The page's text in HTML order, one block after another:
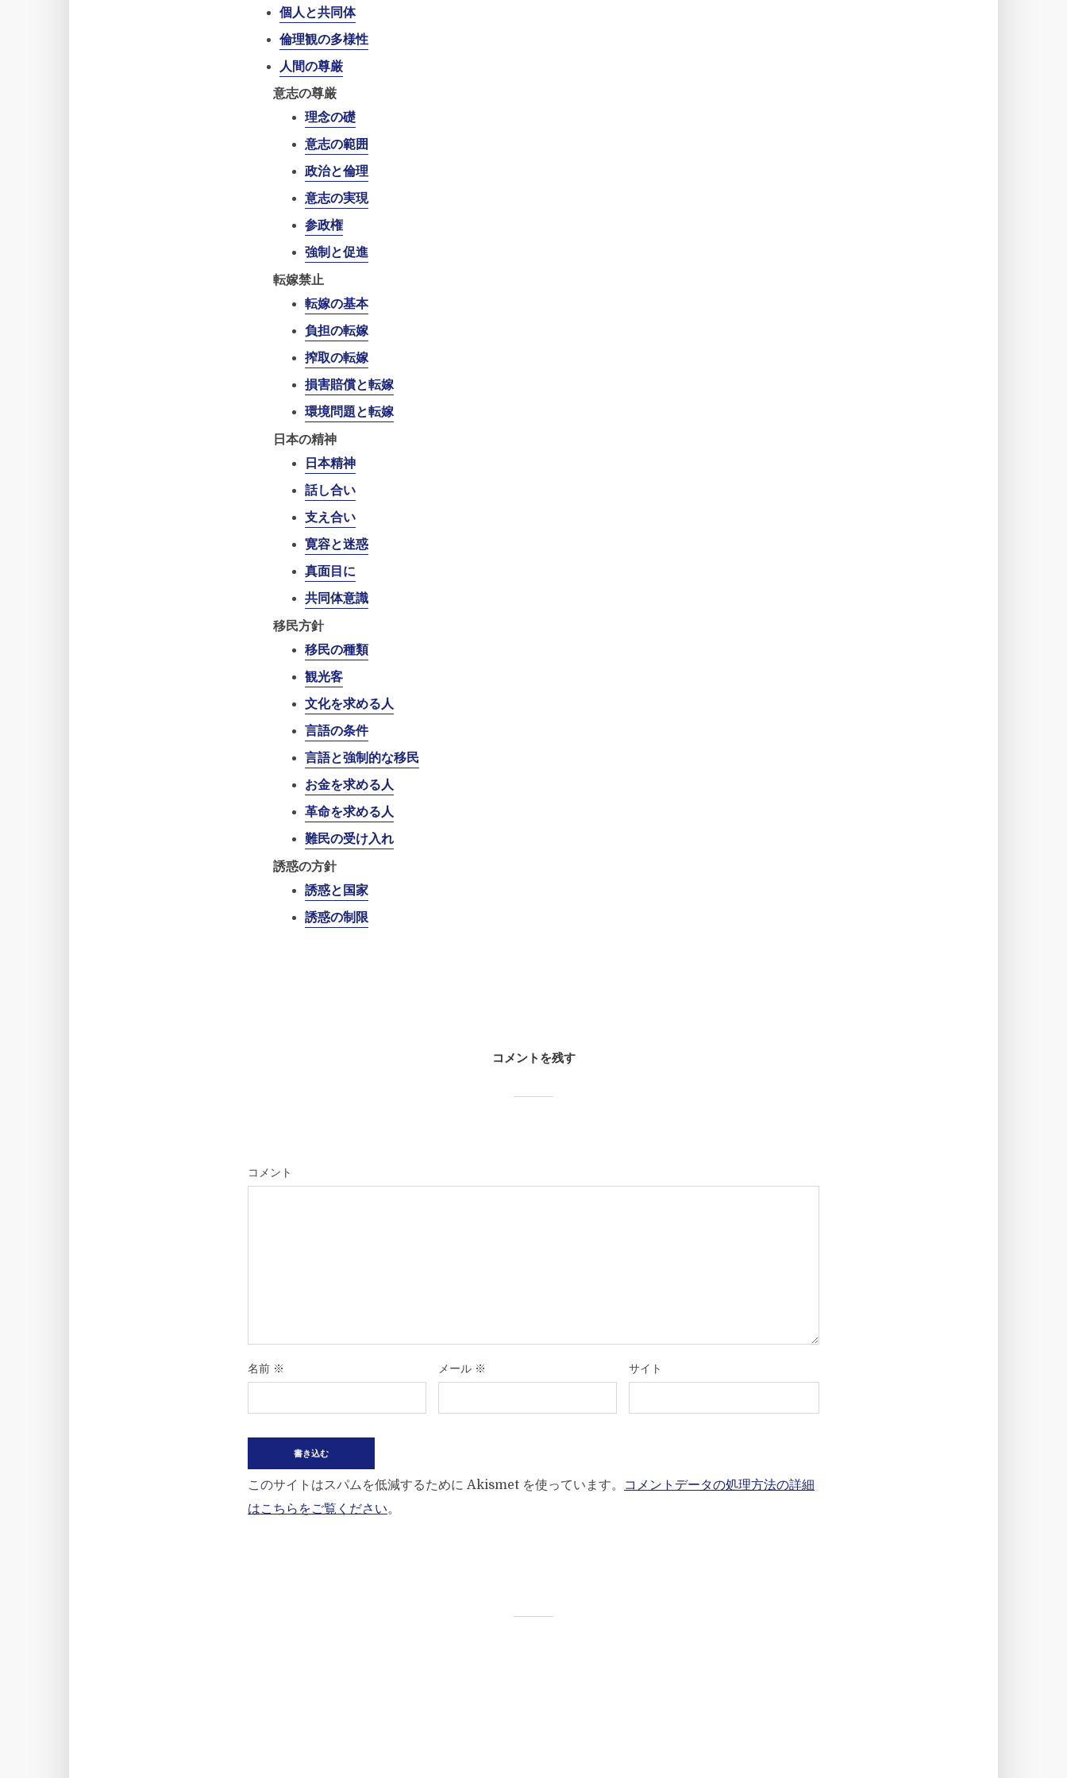
個人と共同体
倫理観の多様性
人間の尊厳
意志の尊厳
理念の礎
意志の範囲
政治と倫理
意志の実現
参政権
強制と促進
転嫁禁止
転嫁の基本
負担の転嫁
搾取の転嫁
損害賠償と転嫁
環境問題と転嫁
日本の精神
日本精神
話し合い
支え合い
寛容と迷惑
真面目に
共同体意識
移民方針
移民の種類
観光客
文化を求める人
言語の条件
言語と強制的な移民
お金を求める人
革命を求める人
難民の受け入れ
誘惑の方針
誘惑と国家
誘惑の制限
コメントを残す
コメント
名前 ※ メール ※ サイト
このサイトはスパムを低減するために Akismet を使っています。
コメントデータの処理方法の詳細
はこちらをご覧ください。